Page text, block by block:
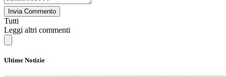
Invia Commento
Tutti
Leggi altri commenti
Ultime Notizie